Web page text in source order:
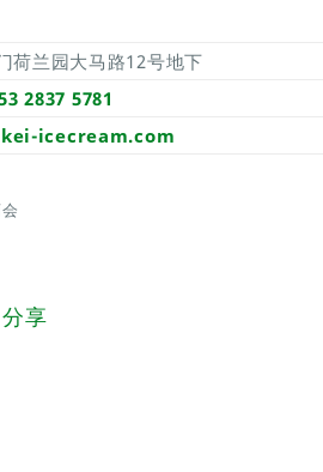
荷兰园大马路12号地下
2837 5781
icecream.com
分享